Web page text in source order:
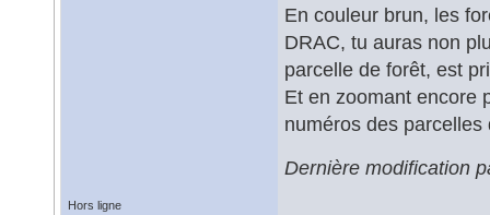
En couleur brun, les
DRAC, tu auras non
parcelle de forêt, est
Et en zoomant encore
numéros des
Dernière modification
Hors ligne